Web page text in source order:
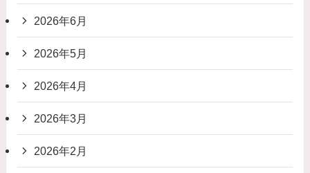
2026年6月
2026年5月
2026年4月
2026年3月
2026年2月